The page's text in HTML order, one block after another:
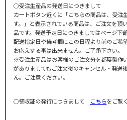
編曲者：清水 昭
作詞者：井上陽水
Tanimura，Shinji
編曲者：清水 昭
作詞者：谷村新司
作曲者：-
Traditional
編曲者：増田順平
作詞者：夏目利江
○受注生産品の発送日につきまして
カートボタン近くに「こちらの商品は、受注
す。」と表示されている商品は、ご注文を頂
品です。発送予定日につきましてはページ下
配送指定日や備考欄にこの日程より前のご希
お応えする事は出来ません。ご了承下さい。
※受注生産品はお客様のご注文分を都度製作
がありましてもご注文後のキャンセル・発送
ん。ご注意ください。
○領収証の発行につきまして こちらをご覧